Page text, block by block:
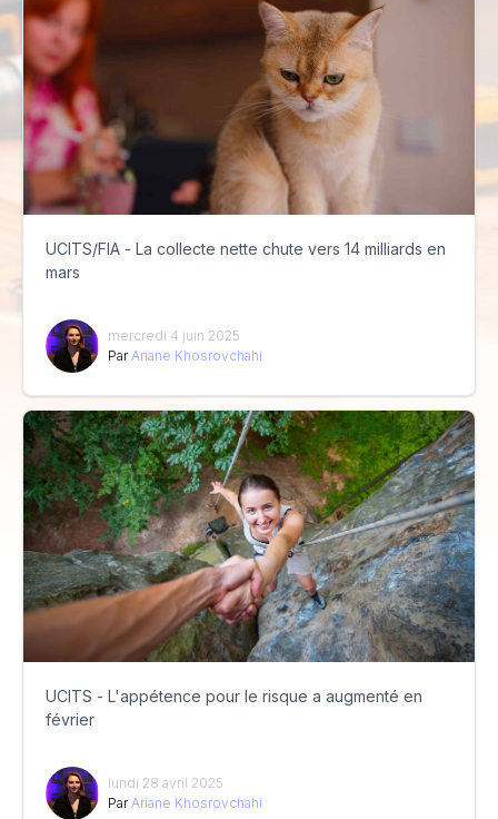
UCITS/FIA - La collecte nette chute vers 14 milliards en
mars
mercredi 4 juin 2025
Par Ariane Khosrovchahi
UCITS - L'appétence pour le risque a augmenté en
février
lundi 28 avril 2025
Par Ariane Khosrovchahi